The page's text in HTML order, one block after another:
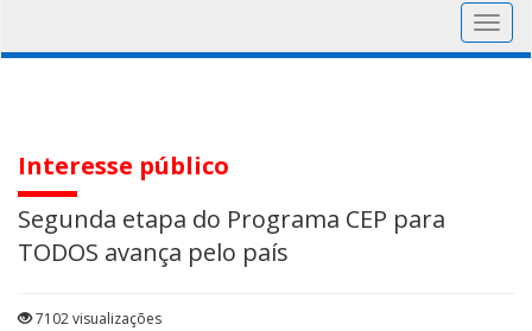
Interesse público
Segunda etapa do Programa CEP para
TODOS avança pelo país
7102 visualizações